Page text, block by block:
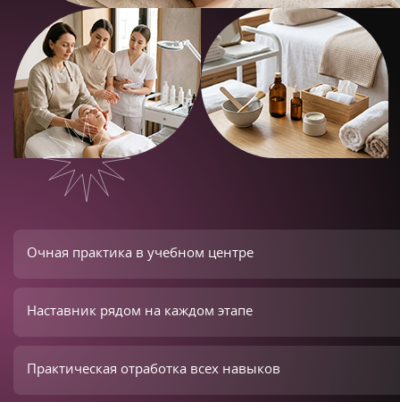
Очная практика в учебном центре
Наставник рядом на каждом этапе
Практическая отработка всех навыков